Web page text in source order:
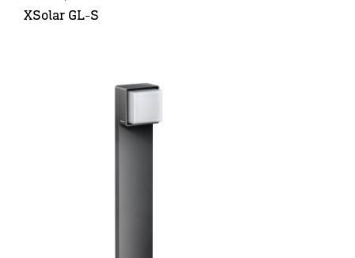
XSolar GL-S